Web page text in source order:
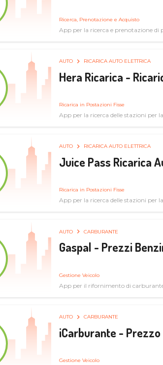
Ricerca, Prenotazione e Acquisto
App per la ricerca e prenotazione di
AUTO RICARICA AUTO ELETTRICA
Hera Ricarica -
Ricarica in Postazioni Fisse
App per la ricerca delle stazioni per
AUTO RICARICA AUTO ELETTRICA
Juice Pass Ricarica
Ricarica in Postazioni Fisse
App per la ricerca delle stazioni per
AUTO CARBURANTE
Gaspal - Prezzi
Gestione Veicolo
App per il rifornimento di
AUTO CARBURANTE
iCarburante - Prezzo
Gestione Veicolo